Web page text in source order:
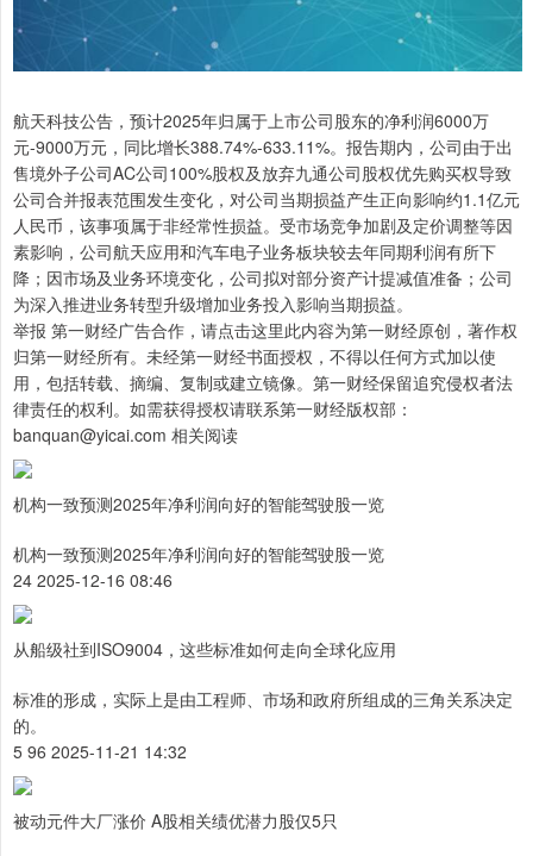
航天科技公告，预计2025年归属于上市公司股东的净利润6000万
元-9000万元，同比增长388.74%-633.11%。报告期内，公司由于出
售境外子公司AC公司100%股权及放弃九通公司股权优先购买权导致
公司合并报表范围发生变化，对公司当期损益产生正向影响约1.1亿元
人民币，该事项属于非经常性损益。受市场竞争加剧及定价调整等因
素影响，公司航天应用和汽车电子业务板块较去年同期利润有所下
降；因市场及业务环境变化，公司拟对部分资产计提减值准备；公司
为深入推进业务转型升级增加业务投入影响当期损益。
举报 第一财经广告合作，请点击这里此内容为第一财经原创，著作权
归第一财经所有。未经第一财经书面授权，不得以任何方式加以使
用，包括转载、摘编、复制或建立镜像。第一财经保留追究侵权者法
律责任的权利。如需获得授权请联系第一财经版权部：
banquan@yicai.com 相关阅读
机构一致预测2025年净利润向好的智能驾驶股一览
机构一致预测2025年净利润向好的智能驾驶股一览
24 2025-12-16 08:46
从船级社到ISO9004，这些标准如何走向全球化应用
标准的形成，实际上是由工程师、市场和政府所组成的三角关系决定
的。
5 96 2025-11-21 14:32
被动元件大厂涨价 A股相关绩优潜力股仅5只